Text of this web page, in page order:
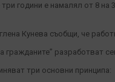
три години е намалял от 8 на
Кунева съобщи, че
гражданите” разработват
три основни принципа: